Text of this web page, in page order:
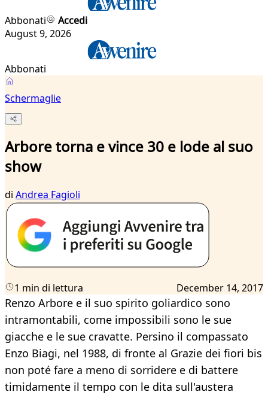
Abbonati
Accedi
August 9, 2026
Abbonati
Schermaglie
Arbore torna e vince 30 e lode al suo
show
di Andrea Fagioli
1 min di lettura December 14, 2017
Renzo Arbore e il suo spirito goliardico sono
intramontabili, come impossibili sono le sue
giacche e le sue cravatte. Persino il compassato
Enzo Biagi, nel 1988, di fronte al Grazie dei fiori bis
non poté fare a meno di sorridere e di battere
timidamente il tempo con le dita sull'austera